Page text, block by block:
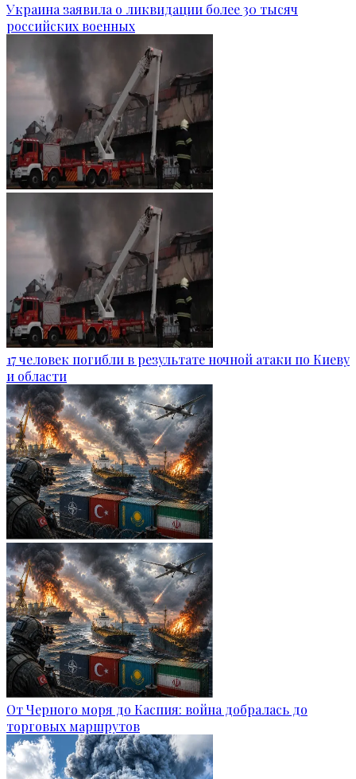
Украина заявила о ликвидации более 30 тысяч
российских военных
17 человек погибли в результате ночной атаки по Киеву
и области
От Черного моря до Каспия: война добралась до
торговых маршрутов